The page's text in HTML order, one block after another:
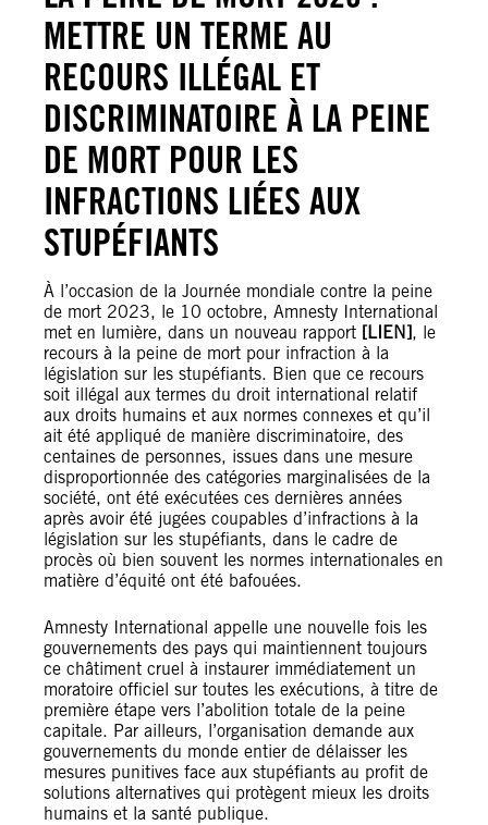
METTRE UN TERME AU
RECOURS ILLÉGAL ET
DISCRIMINATOIRE À LA PEINE
DE MORT POUR LES
INFRACTIONS LIÉES AUX
STUPÉFIANTS
À l’occasion de la Journée mondiale contre la peine
de mort 2023, le 10 octobre, Amnesty International
met en lumière, dans un nouveau rapport [LIEN], le
recours à la peine de mort pour infraction à la
législation sur les stupéfiants. Bien que ce recours
soit illégal aux termes du droit international relatif
aux droits humains et aux normes connexes et qu’il
ait été appliqué de manière discriminatoire, des
centaines de personnes, issues dans une mesure
disproportionnée des catégories marginalisées de la
société, ont été exécutées ces dernières années
après avoir été jugées coupables d’infractions à la
législation sur les stupéfiants, dans le cadre de
procès où bien souvent les normes internationales en
matière d’équité ont été bafouées.
Amnesty International appelle une nouvelle fois les
gouvernements des pays qui maintiennent toujours
ce châtiment cruel à instaurer immédiatement un
moratoire officiel sur toutes les exécutions, à titre de
première étape vers l’abolition totale de la peine
capitale. Par ailleurs, l’organisation demande aux
gouvernements du monde entier de délaisser les
mesures punitives face aux stupéfiants au profit de
solutions alternatives qui protègent mieux les droits
humains et la santé publique.